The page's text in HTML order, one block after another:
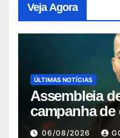
Veja Agora
ÚLTIMAS NOTÍCIAS
Assembleia
campanha de
do pas…
06/08/2026